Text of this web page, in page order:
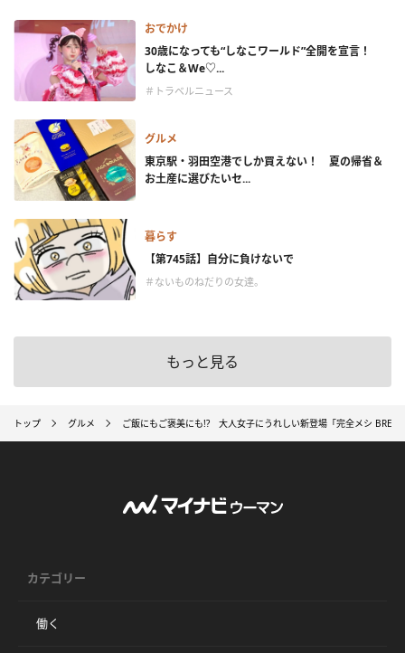
おでかけ
30歳になっても“しなこワールド”全開を宣言！
しなこ＆We♡...
＃トラベルニュース
グルメ
東京駅・羽田空港でしか買えない！ 夏の帰省＆
お土産に選びたいセ...
暮らす
【第745話】自分に負けないで
＃ないものねだりの女達。
もっと見る
トップ グルメ ご飯にもご褒美にも!? 大人女子にうれしい新登場「完全メシ
カテゴリー
働く